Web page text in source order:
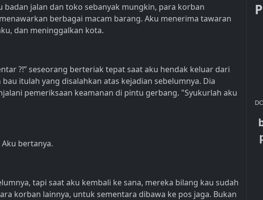
badan jalan dan toko sebanyak mungkin, para korban
berbagai macam barang. Aku menerima tawaran
dan meninggalkan kota.
?!” seseorang berteriak tepat saat aku hendak keluar dari
itulah yang disalahkan atas kejadian sebelumnya. Dia
pemeriksaan keamanan di pintu gerbang. "Syukurlah aku
bertanya.
tapi saat aku kembali ke sana, mereka bilang kau sudah
korban lainnya, untuk sementara dibawa ke pos jaga. Bukan